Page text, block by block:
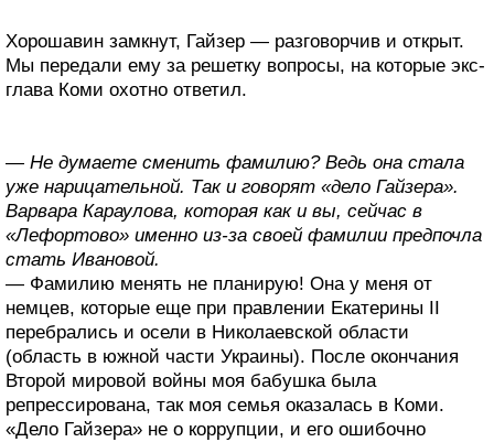
Хорошавин замкнут, Гайзер — разговорчив и открыт.
Мы передали ему за решетку вопросы, на которые экс-
глава Коми охотно ответил.
— Не думаете сменить фамилию? Ведь она стала
уже нарицательной. Так и говорят «дело Гайзера».
Варвара Караулова, которая как и вы, сейчас в
«Лефортово» именно из-за своей фамилии предпочла
стать Ивановой.
— Фамилию менять не планирую! Она у меня от
немцев, которые еще при правлении Екатерины II
перебрались и осели в Николаевской области
(область в южной части Украины). После окончания
Второй мировой войны моя бабушка была
репрессирована, так моя семья оказалась в Коми.
«Дело Гайзера» не о коррупции, и его ошибочно